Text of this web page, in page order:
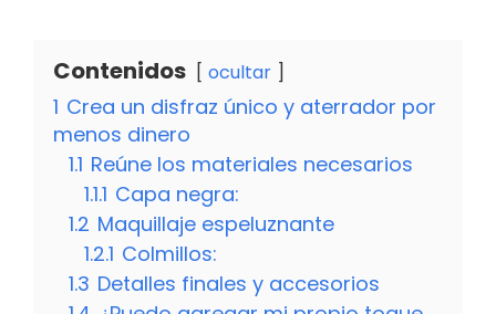
Contenidos ocultar
1 Crea un disfraz único y aterrador por
menos dinero
1.1 Reúne los materiales necesarios
1.1.1 Capa negra:
1.2 Maquillaje espeluznante
1.2.1 Colmillos:
1.3 Detalles finales y accesorios